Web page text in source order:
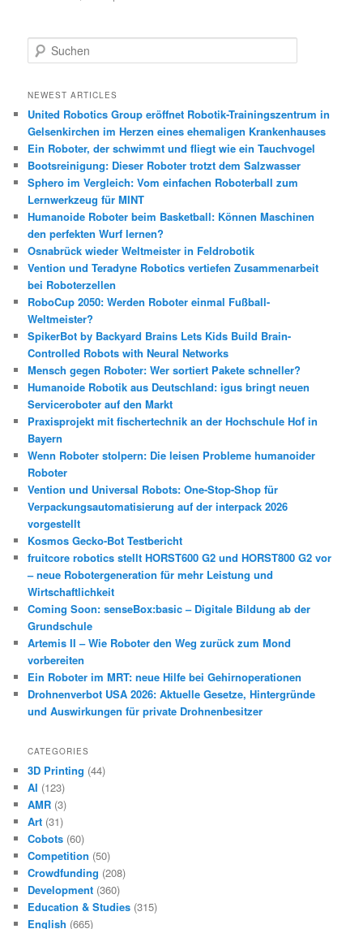
u
h
n
NEWEST ARTICLES
United Robotics Group eröffnet Robotik-Trainingszentrum in
Gelsenkirchen im Herzen eines ehemaligen Krankenhauses
Ein Roboter, der schwimmt und fliegt wie ein Tauchvogel
Bootsreinigung: Dieser Roboter trotzt dem Salzwasser
Sphero im Vergleich: Vom einfachen Roboterball zum
Lernwerkzeug für MINT
Humanoide Roboter beim Basketball: Können Maschinen
den perfekten Wurf lernen?
Osnabrück wieder Weltmeister in Feldrobotik
Vention und Teradyne Robotics vertiefen Zusammenarbeit
bei Roboterzellen
RoboCup 2050: Werden Roboter einmal Fußball-
Weltmeister?
SpikerBot by Backyard Brains Lets Kids Build Brain-
Controlled Robots with Neural Networks
Mensch gegen Roboter: Wer sortiert Pakete schneller?
Humanoide Robotik aus Deutschland: igus bringt neuen
Serviceroboter auf den Markt
Praxisprojekt mit fischertechnik an der Hochschule Hof in
Bayern
Wenn Roboter stolpern: Die leisen Probleme humanoider
Roboter
Vention und Universal Robots: One-Stop-Shop für
Verpackungsautomatisierung auf der interpack 2026
vorgestellt
Kosmos Gecko-Bot Testbericht
fruitcore robotics stellt HORST600 G2 und HORST800 G2 vor
– neue Robotergeneration für mehr Leistung und
Wirtschaftlichkeit
Coming Soon: senseBox:basic – Digitale Bildung ab der
Grundschule
Artemis II – Wie Roboter den Weg zurück zum Mond
vorbereiten
Ein Roboter im MRT: neue Hilfe bei Gehirnoperationen
Drohnenverbot USA 2026: Aktuelle Gesetze, Hintergründe
und Auswirkungen für private Drohnenbesitzer
CATEGORIES
3D Printing (44)
AI (123)
AMR (3)
Art (31)
Cobots (60)
Competition (50)
Crowdfunding (208)
Development (360)
Education & Studies (315)
English (665)